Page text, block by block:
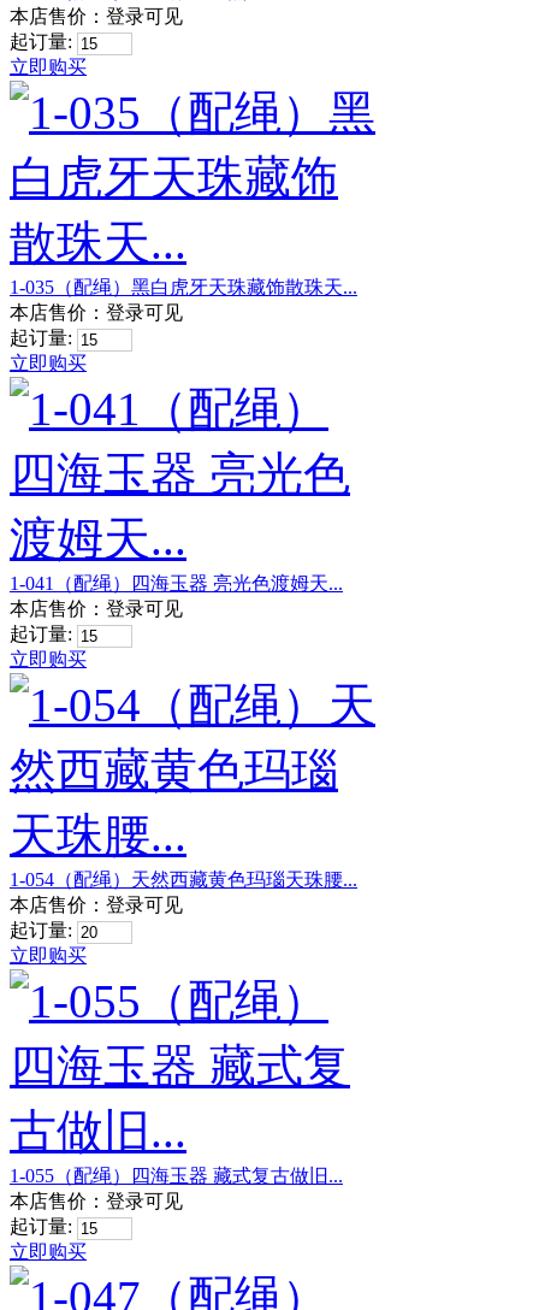
本店售价： 登录可见
起订量:
立即购买
1-035（配绳）黑白虎牙天珠藏饰散珠天...
本店售价： 登录可见
起订量:
立即购买
1-041（配绳）四海玉器 亮光色渡姆天...
本店售价： 登录可见
起订量:
立即购买
1-054（配绳）天然西藏黄色玛瑙天珠腰...
本店售价： 登录可见
起订量:
立即购买
1-055（配绳）四海玉器 藏式复古做旧...
本店售价： 登录可见
起订量:
立即购买